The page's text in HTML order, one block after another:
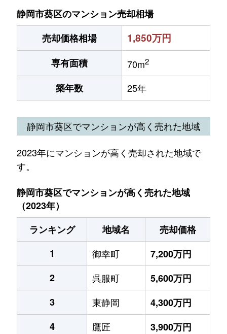
静岡市葵区のマンション売却相場
売却価格相場
1,850万円
専有面積 70m2
築年数 25年
静岡市葵区でマンションが高く売れた地域
2023年にマンションが高く売却された地域で
す。
静岡市葵区でマンションが高く売れた地域
（2023年）
ランキング
地域名
売却価格
1
御幸町
7,200万円
2
呉服町
5,600万円
3
東静岡
4,300万円
4
鷹匠
3,900万円